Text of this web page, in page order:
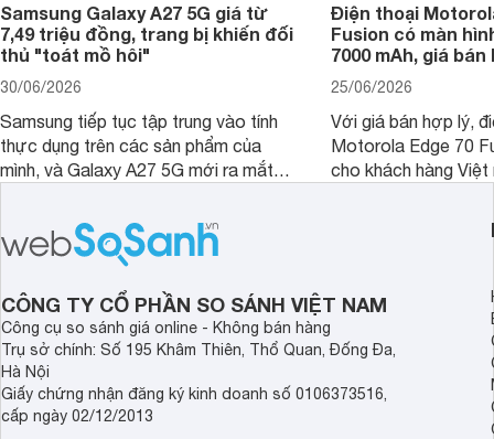
Samsung Galaxy A27 5G giá từ
7,49 triệu đồng, trang bị khiến đối
thủ "toát mồ hôi"
30/06/2026
Samsung tiếp tục tập trung vào tính
thực dụng trên các sản phẩm của
mình, và Galaxy A27 5G mới ra mắt
lượng với nhiều trang bị ấn tượng và
độ bền bỉ cho nhu cầu sử dụng lâu
dài.
Điện thoại
Fusion có màn
7000 mAh, giá
25/06/2026
Với giá bán hợp lý,
Motorola Edge 70
cho khách hàng Việt
CÔNG TY CỔ PHẦN SO SÁNH VIỆT NAM
Công cụ so sánh giá online - Không bán hàng
Trụ sở chính: Số 195 Khâm Thiên, Thổ Quan, Đống Đa,
Hà Nội
Giấy chứng nhận đăng ký kinh doanh số 0106373516,
cấp ngày 02/12/2013